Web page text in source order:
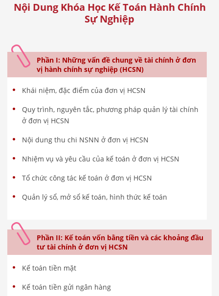
Nội Dung Khóa Học Kế Toán Hành Chính
Sự Nghiệp
Phần I: Những vấn đề chung về tài chính ở đơn
vị hành chính sự nghiệp (HCSN)
Khái niệm, đặc điểm của đơn vị HCSN
Quy trình, nguyên tắc, phương pháp quản lý tài chính
ở đơn vị HCSN
Nội dung thu chi NSNN ở đơn vị HCSN
Nhiệm vụ và yêu cầu của kế toán ở đơn vị HCSN
Tổ chức công tác kế toán ở đơn vị HCSN
Quản lý sổ, mở sổ kế toán, hình thức kế toán
Phần II: Kế toán vốn bằng tiền và các khoảng đầu
tư tài chính ở đơn vị HCSN
Kế toán tiền mặt
Kế toán tiền gửi ngân hàng